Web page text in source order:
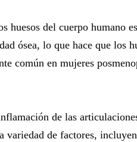
huesos del cuerpo humano
ósea, lo que hace que los
común en mujeres
de las
variedad de factores,